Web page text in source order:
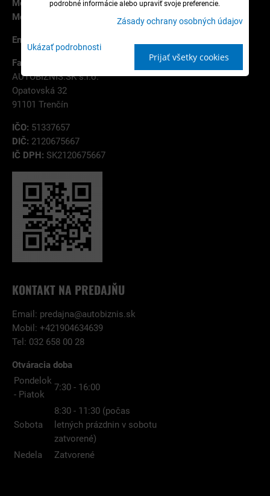
Mobil:
+421 907 787 785
Mobil:
Email:
Fakturačná adresa:
AUTOBIZNIS.SK s.r.o.
Opatovská 32
91101 Trenčín
IČO: 51337657
DIČ: 2120675667
IČ DPH: SK2120675667
KONTAKT NA PREDAJŇU
Email: predajna@autobiznis.sk
Mobil: +421904634639
Tel: 032 658 00 28
Otváracia doba
Pondelok
- Piatok
7:30 - 16:00
Sobota
8:30 - 11:30 (počas
letných prázdnin v sobotu
zatvorené)
Nedela
Zatvorené
podrobné informácie alebo upraviť svoje preferencie.
Zásady ochrany osobných údajov
Ukázať podrobnosti
Prijať všetky cookies